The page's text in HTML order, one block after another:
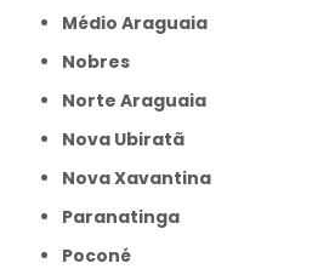
Médio Araguaia
Nobres
Norte Araguaia
Nova Ubiratã
Nova Xavantina
Paranatinga
Poconé